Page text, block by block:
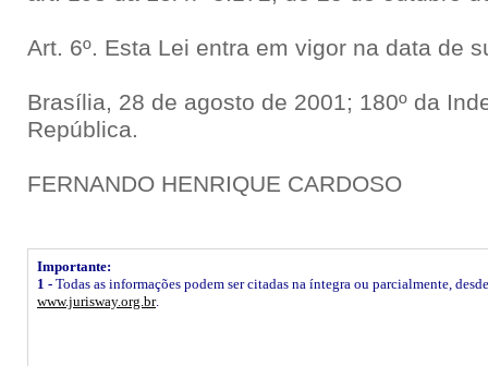
Art. 6º. Esta Lei entra em vigor na data de
Brasília, 28 de agosto de 2001; 180º da
República.
FERNANDO HENRIQUE CARDOSO
Importante:
1 - Todas as informações podem ser citadas na íntegra ou parcialmente,
www.jurisway.org.br.